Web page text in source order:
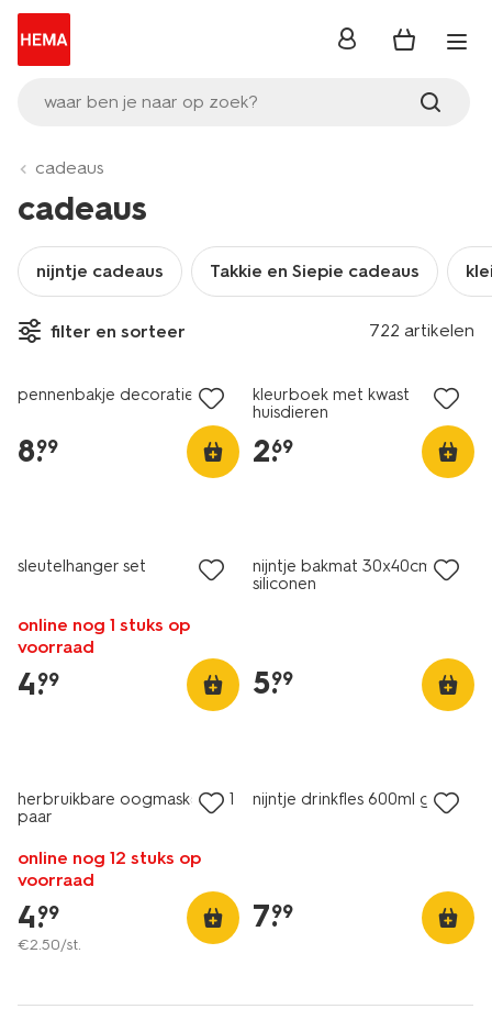
waar ben je naar op zoek?
inloggen
cadeaus
cadeaus
nijntje cadeaus Takkie en Siepie cadeaus
filter en sorteer 722 artikelen
pennenbakje decoratie set
8.
99
kleurboek met kwast
huisdieren
2.
69
sleutelhanger set
online nog 1 stuks op
voorraad
4.
99
nijntje bakmat 30x40cm
siliconen
5.
99
herbruikbare oogmaskers - 1
paar
online nog 12 stuks op
voorraad
4.
99
€2.50/st.
nijntje drinkfles 600ml glas
7.
99